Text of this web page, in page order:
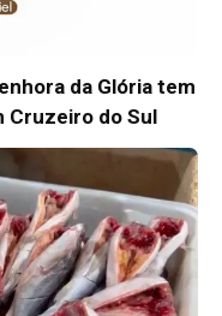
da Glória tem
Cruzeiro do Sul